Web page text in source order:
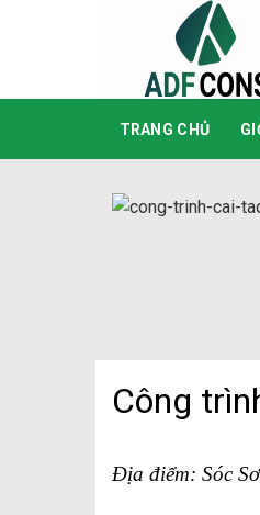
TRANG CHỦ
Công
Địa điểm: Sóc